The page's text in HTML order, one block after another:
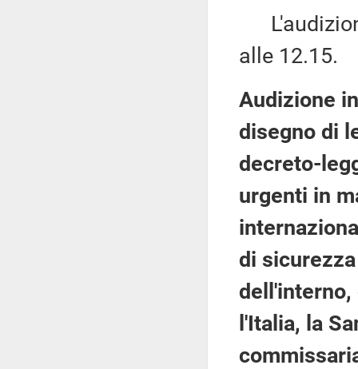
alle 12.15.
Audizione
disegno di
decreto-
urgenti in
di
dell'interno,
l'Italia, la